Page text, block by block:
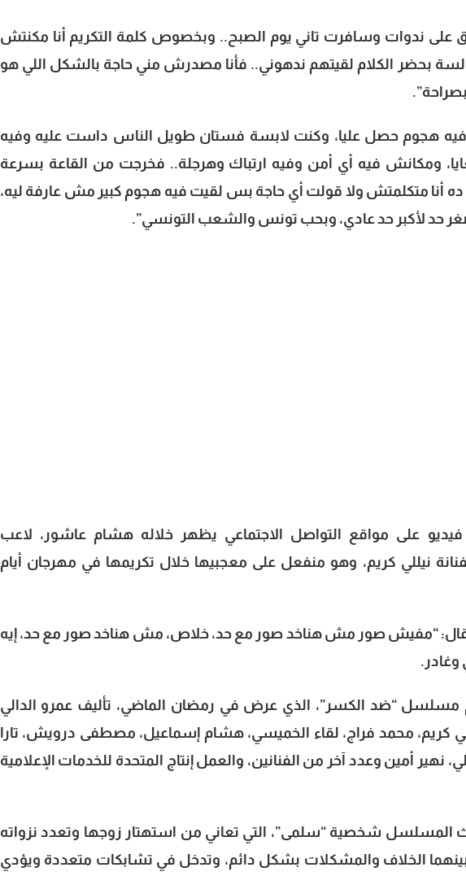
على ندوات وسافرت تاني يوم الصبح.. وبخصوص كلمة التكريم أنا مكنتش
بحضر الكلام لقيتهم ندهوني.. فأنا مصدرش مني حاجة بالشكل اللي هو
هجوم حصل عليا، وكنت لابسة فستان طويل الناس داست عليه وفيه
ومكانش فيه أي أمن وفيه ارتباك وهرجلة.. فخرجت من القاعة بسرعة
ده أنا متكلمتش ولا قولت أي حاجة بس لقيت فيه هجوم كبير مش عارفة ليه،
حد لأكبر حد عادي، وبحب تونس والشعب التونسي”.
على مواقع التواصل الاجتماعي يظهر خلاله هشام عاشور، لاعب
نيللي كريم، وهو منفعل على معجبيها خلال تكريمها في مهرجان أيام
“مفيش صور مش هناخد صور مع حد، خلاص، مش هناخد صور مع حد، إيه
وغادر.
مسلسل “ضد الكسر”، الذي عرض في رمضان الماضي، تأليف عمرو الدالي
كريم، محمد فراج، لقاء الخميسي، هشام إسماعيل، مصطفى درويش، تارا
نهير أمين وعدد آخر من الفنانين، والعمل إنتاج المتحدة للخدمات الإعلامية
المسلسل شخصية “سلمى”، التي تعاني من استهتار زوجها وتعدد نزواته
بينهما الخلاف والمشكلات بشكل دائم، وتدخل في تشابكات متعددة ويؤدي